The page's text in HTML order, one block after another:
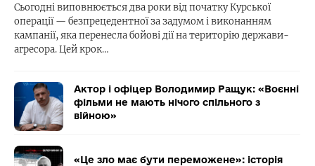
Сьогодні виповнюється два роки від початку Курської
операції — безпрецедентної за задумом і виконанням
кампанії, яка перенесла бойові дії на територію держави-
агресора. Цей крок…
Актор і офіцер Володимир Ращук: «Воєнні
фільми не мають нічого спільного з
війною»
«Це зло має бути переможене»: історія